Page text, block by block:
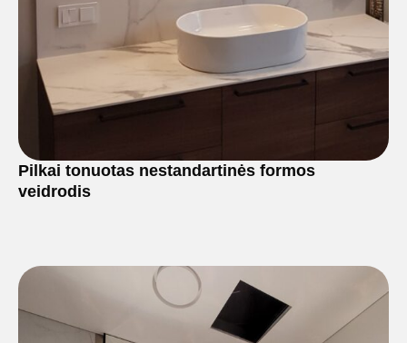
Pilkai tonuotas nestandartinės formos
veidrodis